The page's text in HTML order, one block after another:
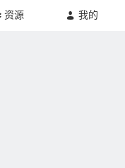
资源 我的